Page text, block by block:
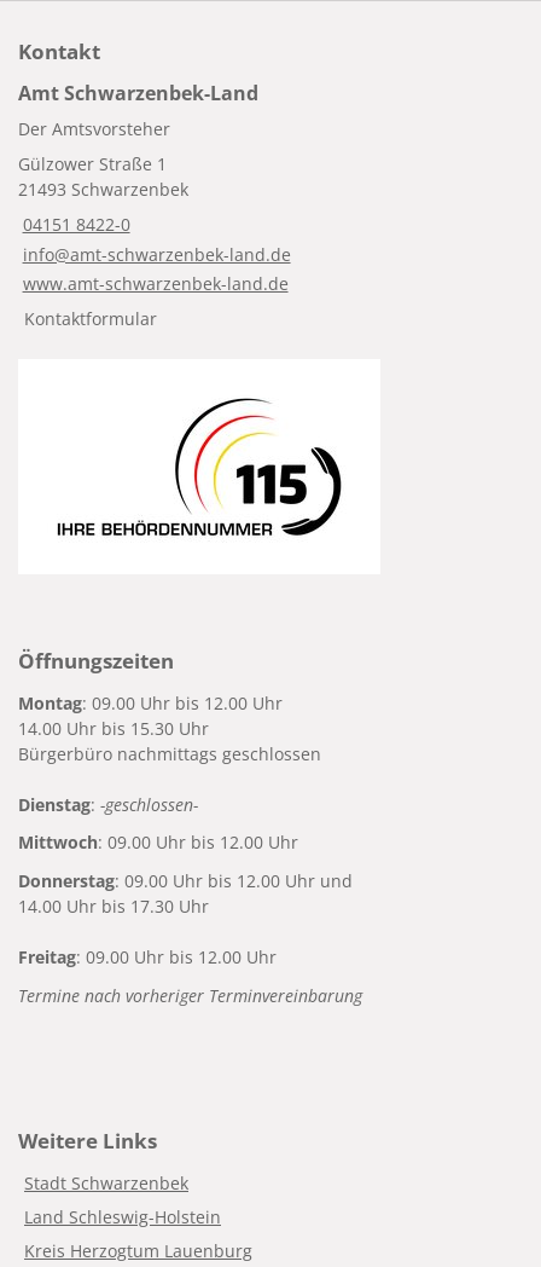
Kontakt
Amt Schwarzenbek-Land
Der Amtsvorsteher
Gülzower Straße 1
21493 Schwarzenbek
04151 8422-0
info@amt-schwarzenbek-land.de
www.amt-schwarzenbek-land.de
Kontaktformular
Öffnungszeiten
Montag: 09.00 Uhr bis 12.00 Uhr
14.00 Uhr bis 15.30 Uhr
Bürgerbüro nachmittags geschlossen
Dienstag: -geschlossen-
Mittwoch: 09.00 Uhr bis 12.00 Uhr
Donnerstag: 09.00 Uhr bis 12.00 Uhr und
14.00 Uhr bis 17.30 Uhr
Freitag: 09.00 Uhr bis 12.00 Uhr
Termine nach vorheriger Terminvereinbarung
Weitere Links
Stadt Schwarzenbek
Land Schleswig-Holstein
Kreis Herzogtum Lauenburg